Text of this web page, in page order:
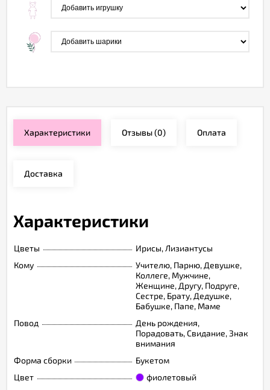
Характеристики Отзывы(0) Оплата
Доставка
Характеристики
Цветы
Ирисы, Лизиантусы
Кому
Учителю, Парню, Девушке,
Коллеге, Мужчине,
Женщине, Другу, Подруге,
Сестре, Брату, Дедушке,
Бабушке, Папе, Маме
Повод
День рождения,
Порадовать, Свидание, Знак
внимания
Форма сборки
Букетом
Цвет
фиолетовый